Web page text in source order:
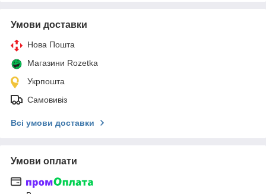
Умови доставки
Нова Пошта
Магазини Rozetka
Укрпошта
Самовивіз
Всі умови доставки
Умови оплати